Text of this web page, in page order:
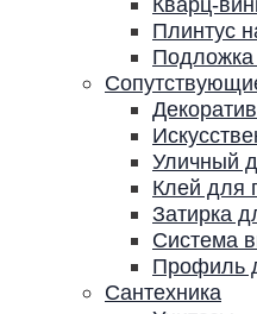
Плинтус
Уличный
Клей для
Затирка
Система
Профиль
Сантехника